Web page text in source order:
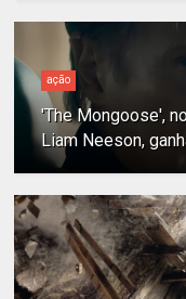
ação
'The Mongoose',
Liam Neeson,